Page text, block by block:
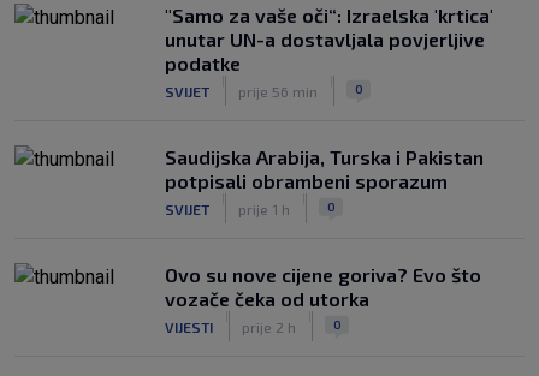
"Samo za vaše oči“: Izraelska 'krtica'
unutar UN-a dostavljala povjerljive
podatke
SVIJET prije 56 min 0
Saudijska Arabija, Turska i Pakistan
potpisali obrambeni sporazum
SVIJET prije 1 h 0
Ovo su nove cijene goriva? Evo što
vozače čeka od utorka
VIJESTI prije 2 h 0